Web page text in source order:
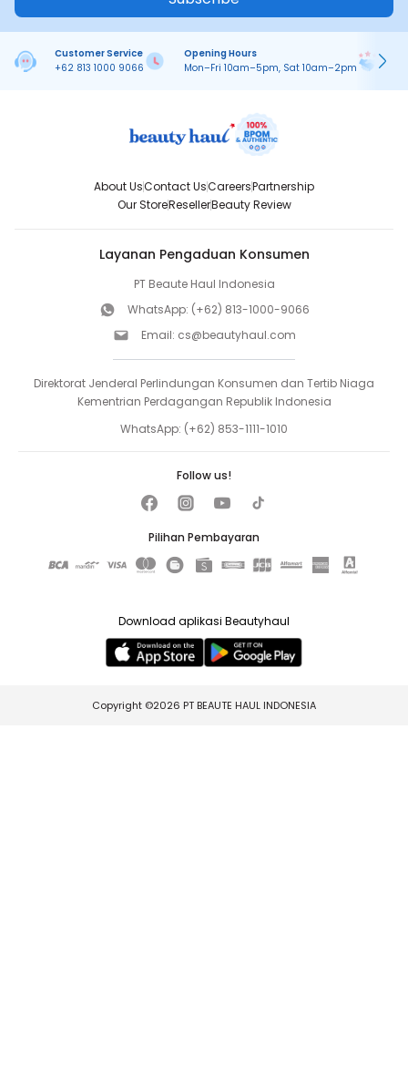
Customer Service
+62 813 1000 9066
Opening Hours
Mon–Fri 10am–5pm, Sat 10am–2pm
About UsContact UsCareersPartnership
Our StoreResellerBeauty Review
Layanan Pengaduan Konsumen
PT Beaute Haul Indonesia
WhatsApp: (+62) 813-1000-9066
Email: cs@beautyhaul.com
Direktorat Jenderal Perlindungan Konsumen dan Tertib Niaga
Kementrian Perdagangan Republik Indonesia
WhatsApp: (+62) 853-1111-1010
Pilihan Pembayaran
Follow us!
Download aplikasi Beautyhaul
Copyright ©2026 PT BEAUTE HAUL INDONESIA